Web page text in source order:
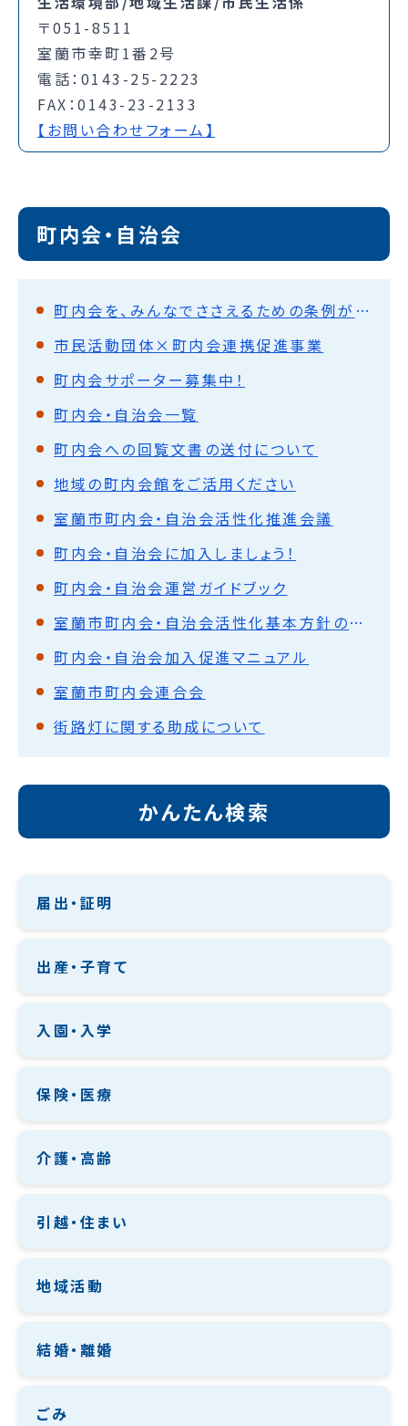
〒051-8511
室蘭市幸町1番2号
電話：0143-25-2223
FAX：0143-23-2133
【お問い合わせフォーム】
町内会・自治会
町内会を、みんなでささえるための条例ができました
市民活動団体×町内会連携促進事業
町内会サポーター募集中！
町内会・自治会一覧
町内会への回覧文書の送付について
地域の町内会館をご活用ください
室蘭市町内会・自治会活性化推進会議
町内会・自治会に加入しましょう！
町内会・自治会運営ガイドブック
室蘭市町内会・自治会活性化基本方針の策定について
町内会・自治会加入促進マニュアル
室蘭市町内会連合会
街路灯に関する助成について
かんたん検索
届出・証明
出産・子育て
入園・入学
保険・医療
介護・高齢
引越・住まい
地域活動
結婚・離婚
ごみ